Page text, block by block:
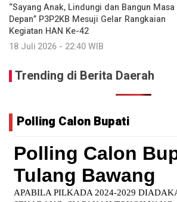
“Sayang Anak, Lindungi dan Bangun Masa
Depan” P3P2KB Mesuji Gelar Rangkaian
Kegiatan HAN Ke-42
18 Juli 2026 - 22:40 WIB
Trending di Berita Daerah
Polling Calon Bupati